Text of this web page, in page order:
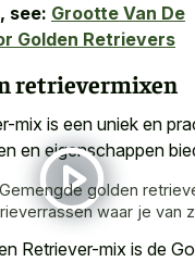
see: Grootte Van De
Golden Retrievers
retrievermixen
mix is een uniek en
en eigenschappen
Gemengde golden
waar je van
Retriever-mix is de